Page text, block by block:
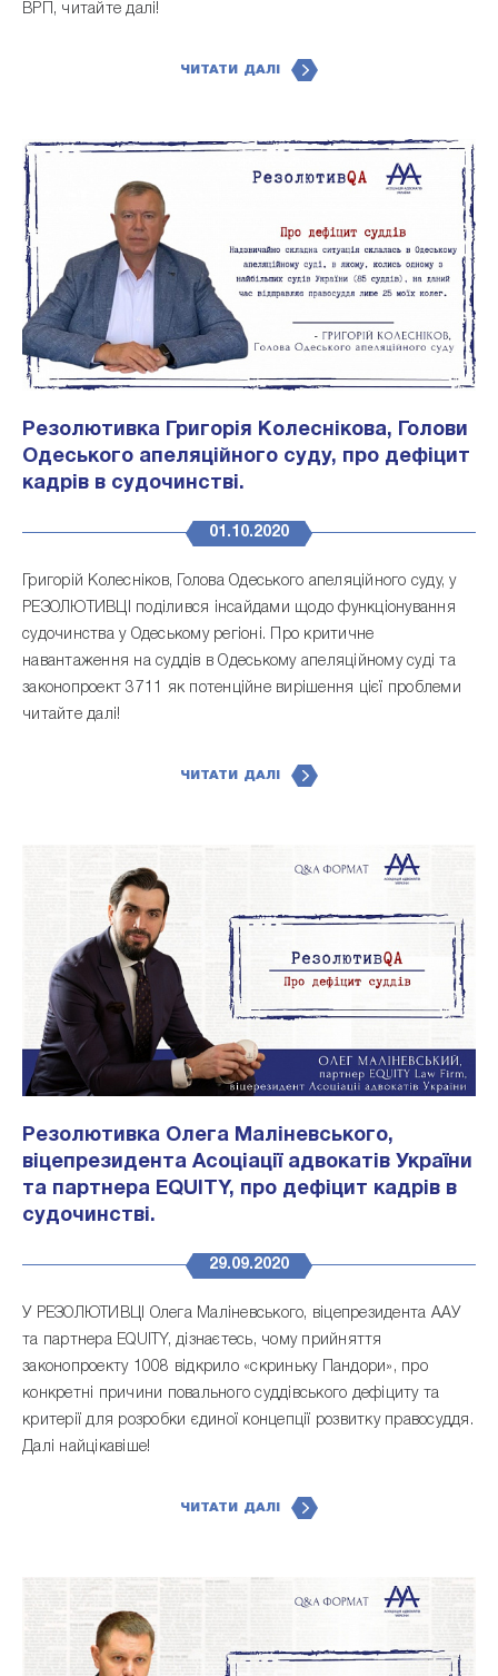
ВРП, читайте далі!
ЧИТАТИ ДАЛІ
Резолютивка Григорія Колеснікова, Голови
Одеського апеляційного суду, про дефіцит
кадрів в судочинстві.
01.10.2020
Григорій Колесніков, Голова Одеського апеляційного суду, у
РЕЗОЛЮТИВЦІ поділився інсайдами щодо функціонування
судочинства у Одеському регіоні. Про критичне
навантаження на суддів в Одеському апеляційному суді та
законопроект 3711 як потенційне вирішення цієї проблеми
читайте далі!
ЧИТАТИ ДАЛІ
Резолютивка Олега Маліневського,
віцепрезидента Асоціації адвокатів України
та партнера EQUITY, про дефіцит кадрів в
судочинстві.
29.09.2020
У РЕЗОЛЮТИВЦІ Олега Маліневського, віцепрезидента ААУ
та партнера EQUITY, дізнаєтесь, чому прийняття
законопроекту 1008 відкрило «скриньку Пандори», про
конкретні причини повального суддівського дефіциту та
критерії для розробки єдиної концепції розвитку правосуддя.
Далі найцікавіше!
ЧИТАТИ ДАЛІ